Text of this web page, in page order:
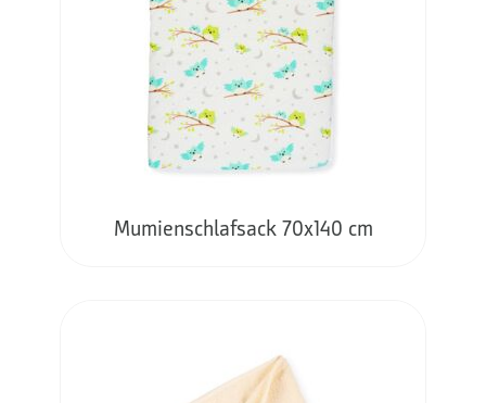
Mumienschlafsack 70x140 cm